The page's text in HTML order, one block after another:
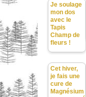
Je soulage
mon dos
avec le
Tapis
Champ de
fleurs !
Cet hiver,
je fais une
cure de
Magnésium